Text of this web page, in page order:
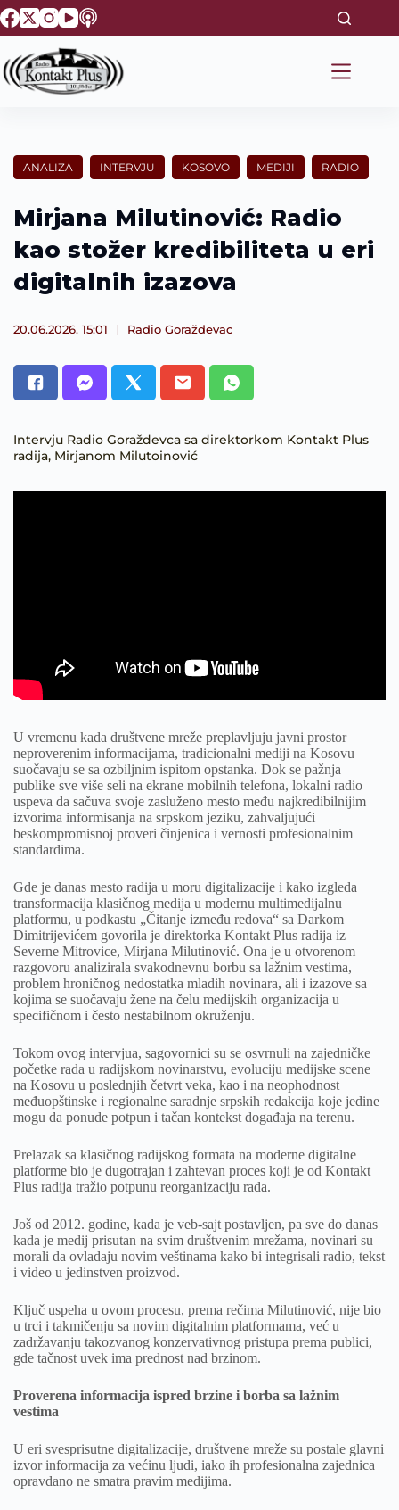
S
k
p
t
e
t
ANALIZA INTERVJU KOSOVO MEDIJI RADIO
Mirjana Milutinović: Radio
kao stožer kredibiliteta u eri
digitalnih izazova
20.06.2026. 15:01 Radio Goraždevac
Intervju Radio Goraždevca sa direktorkom Kontakt Plus
radija, Mirjanom Milutoinović
U vremenu kada društvene mreže preplavljuju javni prostor
neproverenim informacijama, tradicionalni mediji na Kosovu
suočavaju se sa ozbiljnim ispitom opstanka. Dok se pažnja
publike sve više seli na ekrane mobilnih telefona, lokalni radio
uspeva da sačuva svoje zasluženo mesto među najkredibilnijim
izvorima informisanja na srpskom jeziku, zahvaljujući
beskompromisnoj proveri činjenica i vernosti profesionalnim
standardima.
Gde je danas mesto radija u moru digitalizacije i kako izgleda
transformacija klasičnog medija u modernu multimedijalnu
platformu, u podkastu „Čitanje između redova“ sa Darkom
Dimitrijevićem govorila je direktorka Kontakt Plus radija iz
Severne Mitrovice, Mirjana Milutinović. Ona je u otvorenom
razgovoru analizirala svakodnevnu borbu sa lažnim vestima,
problem hroničnog nedostatka mladih novinara, ali i izazove sa
kojima se suočavaju žene na čelu medijskih organizacija u
specifičnom i često nestabilnom okruženju.
Tokom ovog intervjua, sagovornici su se osvrnuli na zajedničke
početke rada u radijskom novinarstvu, evoluciju medijske scene
na Kosovu u poslednjih četvrt veka, kao i na neophodnost
međuopštinske i regionalne saradnje srpskih redakcija koje jedine
mogu da ponude potpun i tačan kontekst događaja na terenu.
Prelazak sa klasičnog radijskog formata na moderne digitalne
platforme bio je dugotrajan i zahtevan proces koji je od Kontakt
Plus radija tražio potpunu reorganizaciju rada.
Još od 2012. godine, kada je veb-sajt postavljen, pa sve do danas
kada je medij prisutan na svim društvenim mrežama, novinari su
morali da ovladaju novim veštinama kako bi integrisali radio, tekst
i video u jedinstven proizvod.
Ključ uspeha u ovom procesu, prema rečima Milutinović, nije bio
u trci i takmičenju sa novim digitalnim platformama, već u
zadržavanju takozvanog konzervativnog pristupa prema publici,
gde tačnost uvek ima prednost nad brzinom.
Proverena informacija ispred brzine i borba sa lažnim
vestima
U eri svesprisutne digitalizacije, društvene mreže su postale glavni
izvor informacija za većinu ljudi, iako ih profesionalna zajednica
opravdano ne smatra pravim medijima.